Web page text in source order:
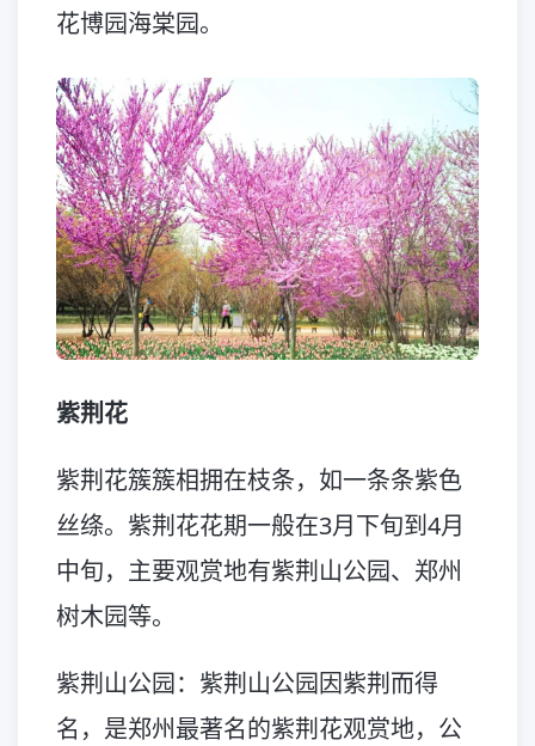
花博园海棠园。
紫荆花
紫荆花簇簇相拥在枝条，如一条条紫色
丝绦。紫荆花花期一般在3月下旬到4月
中旬，主要观赏地有紫荆山公园、郑州
树木园等。
紫荆山公园：紫荆山公园因紫荆而得
名，是郑州最著名的紫荆花观赏地，公